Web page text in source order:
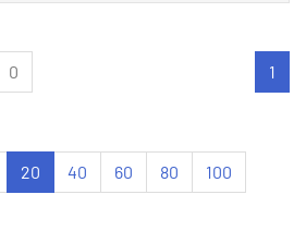
1
0
20 40 60 80 100